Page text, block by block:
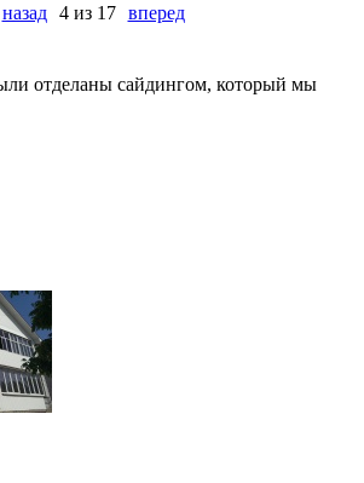
назад 4 из 17
вперед
отделаны сайдингом, который мы